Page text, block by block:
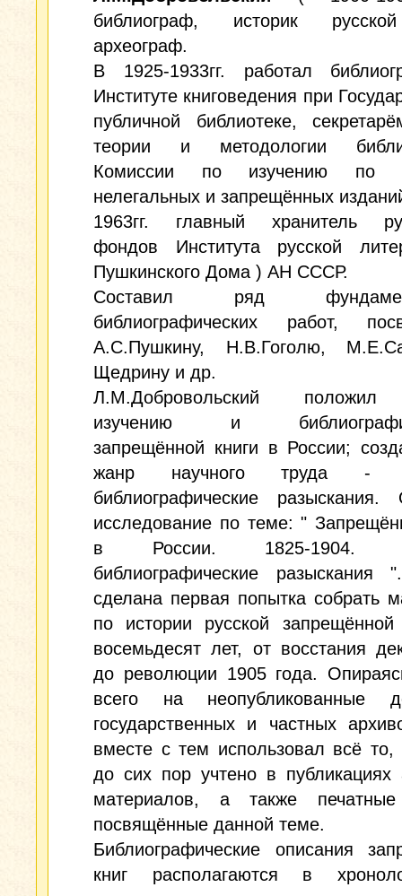
библиограф, историк
археограф.
В 1925-1933гг. работал
Институте книговедения при
публичной библиотеке,
теории и методологии
Комиссии по изучению по
нелегальных и запрещённых
1963гг. главный хранитель
фондов Института русской
Пушкинского Дома ) АН СССР.
Составил ряд
библиографических работ,
А.С.Пушкину, Н.В.Гоголю,
Щедрину и др.
Л.М.Добровольский
изучению и
запрещённой книги в России;
жанр научного труда -
библиографические разыскания.
исследование по теме: "
в России. 1825-1904.
библиографические
сделана первая попытка собрать
по истории русской запрещённой
восемьдесят лет, от восстания
до революции 1905 года.
всего на неопубликованные
государственных и частных
вместе с тем использовал всё
до сих пор учтено в публикациях
материалов, а также
посвящённые данной теме.
Библиографические описания
книг располагаются в